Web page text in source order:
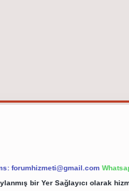
forumhizmeti@gmail.com
bir Yer Sağlayıcı olarak